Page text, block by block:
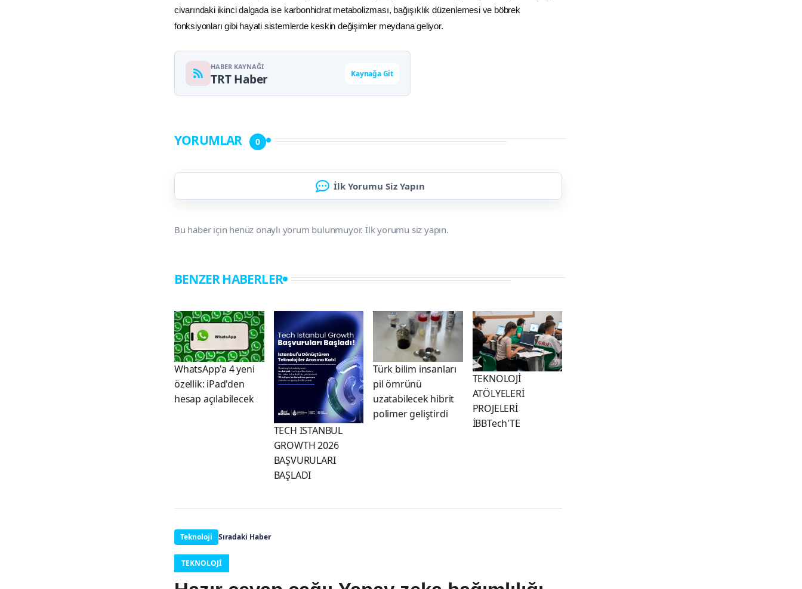
civarındaki ikinci dalgada ise karbonhidrat metabolizması, bağışıklık düzenlemesi ve böbrek
fonksiyonları gibi hayati sistemlerde keskin değişimler meydana geliyor.
HABER KAYNAĞI
TRT Haber Kaynağa Git
YORUMLAR 0
İlk Yorumu Siz Yapın
Bu haber için henüz onaylı yorum bulunmuyor. İlk yorumu siz yapın.
BENZER HABERLER
WhatsApp'a 4 yeni
özellik: iPad'den
hesap açılabilecek
TECH ISTANBUL
GROWTH 2026
BAŞVURULARI
BAŞLADI
Türk bilim insanları
pil ömrünü
uzatabilecek hibrit
polimer geliştirdi
TEKNOLOJİ
ATÖLYELERİ
PROJELERİ
İBBTech'TE
Teknoloji Sıradaki Haber
TEKNOLOJI